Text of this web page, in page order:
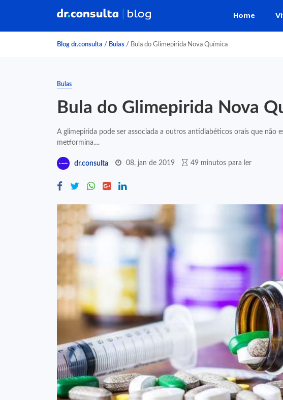
Home
Blog dr.consulta / Bulas / Bula do Glimepirida Nova Química
Bulas
Bula do Glimepirida Nova
A glimepirida pode ser associada a outros antidiabéticos orais que não
metformina....
dr.consulta 08, jan de 2019 49 minutos para ler